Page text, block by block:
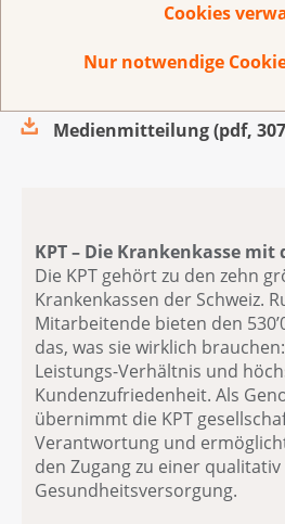
Cookies
Nur notwendige
Leiterin Public Affairs &
media@krebsliga.ch
Medienmitteilung(pdf,
KPT – Die Krankenkasse mit
Die KPT gehört zu den zehn
Krankenkassen der Schweiz.
Mitarbeitende bieten den
das, was sie wirklich
Leistungs-Verhältnis und
Kundenzufriedenheit. Als
übernimmt die KPT
Verantwortung und
den Zugang zu einer
Gesundheitsversorgung.